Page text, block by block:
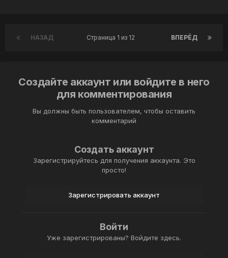
НАЗАД ВПЕРЁД
Страница 1 из 12
Создайте аккаунт или войдите в него
для комментирования
Вы должны быть пользователем, чтобы оставить
комментарий
Создать аккаунт
Зарегистрируйтесь для получения аккаунта. Это
просто!
Зарегистрировать аккаунт
Войти
Уже зарегистрированы? Войдите здесь.